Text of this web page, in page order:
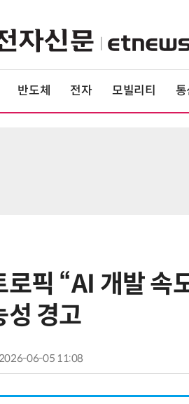
반도체 전자 모빌리티 통
로픽 “AI 개발 속
성 경고
2026-06-05 11:08